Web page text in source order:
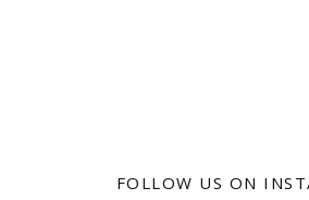
FOLLOW US ON